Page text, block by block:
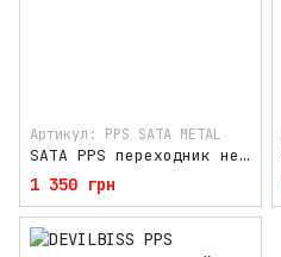
Артикул: PPS SATA METAL
SATA PPS переходник нержавейка
1 350 грн